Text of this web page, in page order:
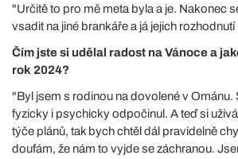
"Určitě to pro mě meta byla a je. Nakonec
vsadit na jiné brankáře a já jejich
Čím jste si udělal radost na Vánoce a
rok 2024?
"Byl jsem s rodinou na dovolené v Ománu.
fyzicky i psychicky odpočinul. A teď si
týče plánů, tak bych chtěl dál pravidelně
doufám, že nám to vyjde se záchranou.